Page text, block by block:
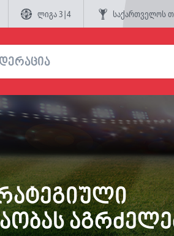
ლიგა 3|4 საქართველოს